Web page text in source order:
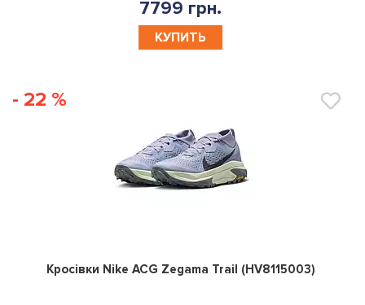
7799 грн.
КУПИТЬ
- 22 %
0
Кросівки Nike ACG Zegama Trail (HV8115003)